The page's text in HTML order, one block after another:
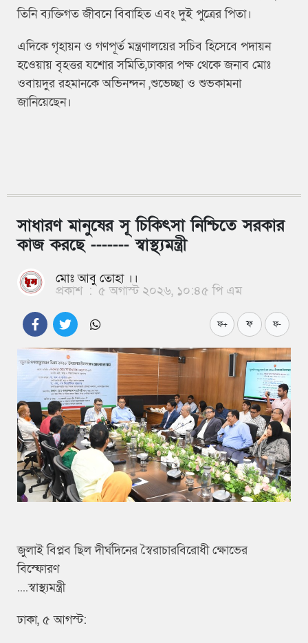
তিনি ব্যক্তিগত জীবনে বিবাহিত এবং দুই পুত্রের পিতা।
এদিকে গৃহায়ন ও গণপূর্ত মন্ত্রণালয়ের সচিব হিসেবে পদায়ন
হওেয়ায় বৃহত্তর যশোর সমিতি,ঢাকার পক্ষ থেকে জনাব মোঃ
ওবায়দুর রহমানকে অভিনন্দন ,শুভেচ্ছা ও শুভকামনা
জানিয়েছেন।
সাধারণ মানুষের সূ চিকিৎসা নিশ্চিতে সরকার
কাজ করছে ------- স্বাস্থ্যমন্ত্রী
মোঃ আবু তোহা ।।
প্রকাশ : ৫ অগাস্ট ২০২৬, ১০:৪৫ পি এম
ফ+ ফ ফ-
জুলাই বিপ্লব ছিল দীর্ঘদিনের স্বৈরাচারবিরোধী ক্ষোভের
বিস্ফোরণ
....স্বাস্থ্যমন্ত্রী
ঢাকা, ৫ আগস্ট: